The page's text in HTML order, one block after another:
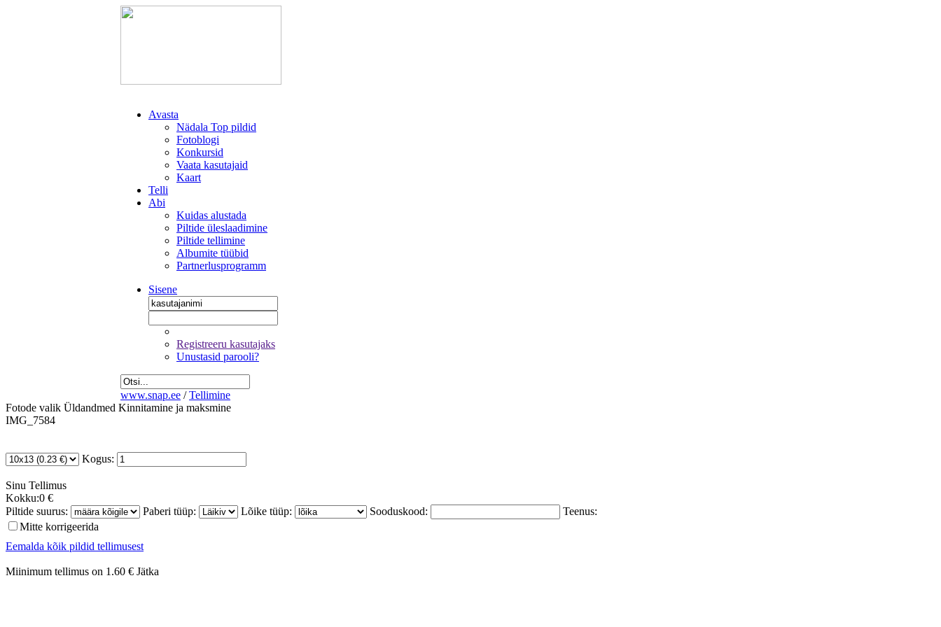
Avasta
Nädala Top pildid
Fotoblogi
Konkursid
Vaata kasutajaid
Kaart
Telli
Abi
Kuidas alustada
Piltide üleslaadimine
Piltide tellimine
Albumite tüübid
Partnerlusprogramm
Sisene
Registreeru kasutajaks
Unustasid parooli?
www.snap.ee / Tellimine
Fotode valik Üldandmed Kinnitamine ja maksmine
IMG_7584
Kogus:
Sinu Tellimus
Kokku:0 €
Piltide suurus:
Paberi tüüp: Lõike tüüp: Sooduskood:
Teenus:
Mitte korrigeerida
Eemalda kõik pildid tellimusest
Miinimum tellimus on 1.60 € Jätka